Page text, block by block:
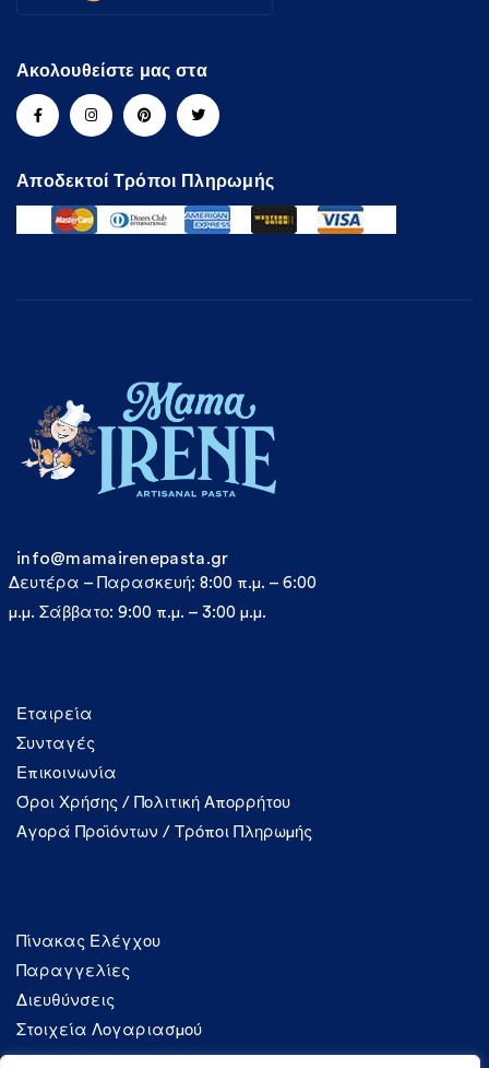
Ακολουθείστε μας στα
Αποδεκτοί Τρόποι Πληρωμής
Εταιρεία
Συνταγές
Επικοινωνία
Όροι Χρήσης / Πολιτική Απορρήτου
Αγορά Προϊόντων / Τρόποι Πληρωμής
Πίνακας Ελέγχου
Παραγγελίες
Διευθύνσεις
Στοιχεία Λογαριασμού
info@mamairenepasta.gr
Δευτέρα – Παρασκευή: 8:00 π.μ. – 6:00
μ.μ. Σάββατο: 9:00 π.μ. – 3:00 μ.μ.